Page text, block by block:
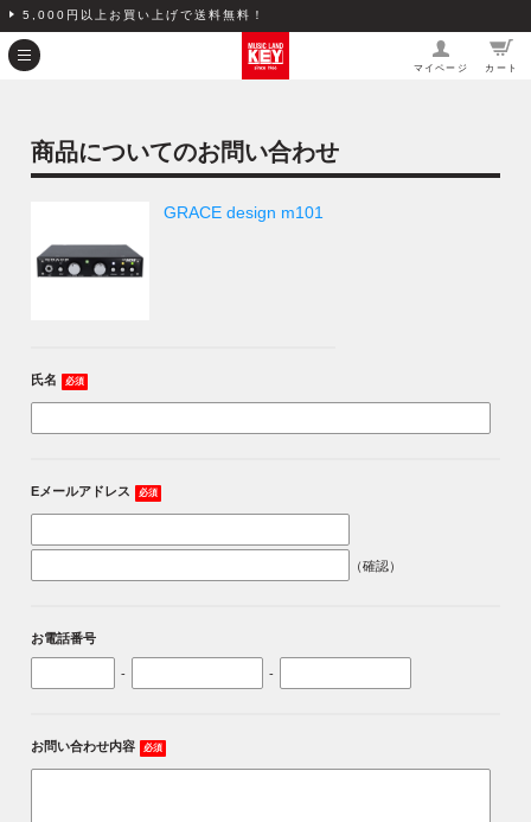
5,000円以上お買い上げで送料無料！
マイページ カート
商品についてのお問い合わせ
GRACE design m101
氏名 必須
Eメールアドレス 必須
（確認）
お電話番号
- -
お問い合わせ内容 必須